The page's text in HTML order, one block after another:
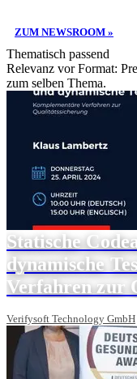
ZUM NEWSROOM »
Thematisch passend
Relevanz vor Format:
zum selben Thema.
Statische
dynamische
Verfahren zur
Verifysoft Technology GmbH